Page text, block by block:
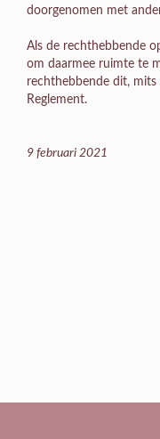
doorgenomen met
Als de rechthebbende
om daarmee ruimte te
rechthebbende dit,
Reglement.
9 februari 2021